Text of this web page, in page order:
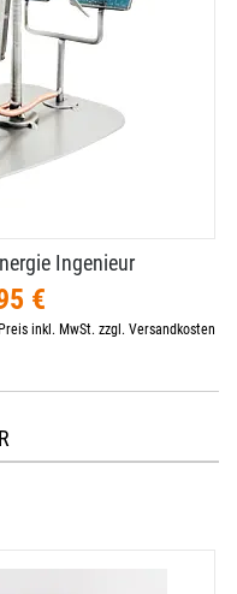
Ingenieur
€
Preis inkl. MwSt. zzgl. Versandkosten